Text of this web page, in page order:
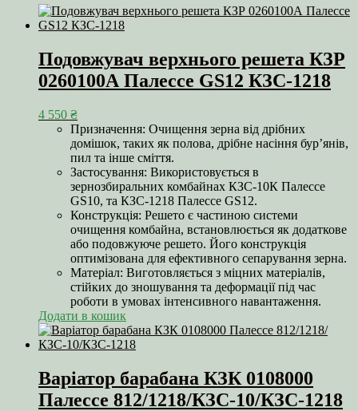
Подовжувач верхнього решета КЗР
0260100А Палессе GS12 КЗС-1218
4 550 ₴
Призначення: Очищення зерна від дрібних
домішок, таких як полова, дрібне насіння бур’янів,
пил та інше сміття.
Застосування: Використовується в
зернозбиральних комбайнах КЗС-10К Палессе
GS10, та КЗС-1218 Палессе GS12.
Конструкція: Решето є частиною системи
очищення комбайна, встановлюється як додаткове
або подовжуюче решето. Його конструкція
оптимізована для ефективного сепарування зерна.
Матеріал: Виготовляється з міцних матеріалів,
стійких до зношування та деформації під час
роботи в умовах інтенсивного навантаження.
Додати в кошик
Варіатор барабана КЗК 0108000
Палессе 812/1218/КЗС-10/КЗС-1218